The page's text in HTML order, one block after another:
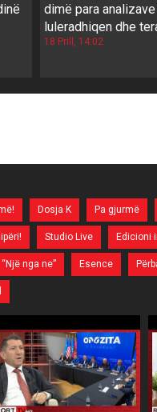
dimë para
luleradhiqen dhe
18 Prill, 14:02
Dosja K Pa gjurmë
Studio Live Edicioni
“Një nga ne” Esence